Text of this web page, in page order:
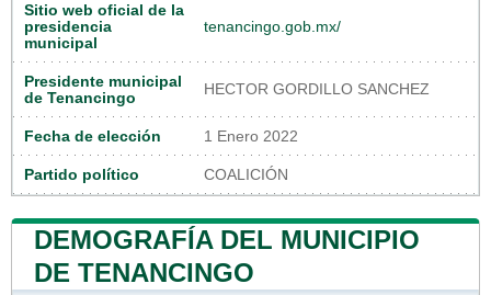
Sitio web oficial de la
presidencia
municipal
tenancingo.gob.mx/
Presidente municipal
de Tenancingo
HECTOR GORDILLO SANCHEZ
Fecha de elección 1 Enero 2022
Partido político COALICIÓN
DEMOGRAFÍA DEL MUNICIPIO
DE TENANCINGO